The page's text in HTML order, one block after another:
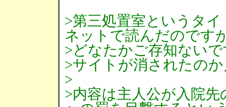
>第三処置室というタ
ネットで読んだのです
>どなたかご存知ない
>サイトが消されたの
>
>内容は主人公が入院